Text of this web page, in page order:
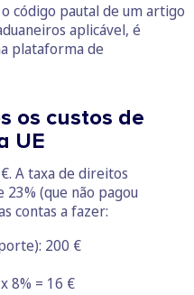
código pautal de um artigo
aplicável, é
plataforma de
os custos de
UE
A taxa de direitos
23% (que não pagou
contas a fazer:
200 €
8% = 16 €